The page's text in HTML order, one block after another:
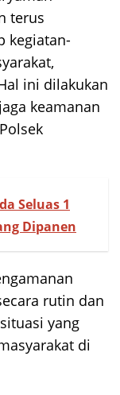
terus
kegiatan-
ini dilakukan
keamanan
Seluas 1
Dipanen
rutin dan
yang
di